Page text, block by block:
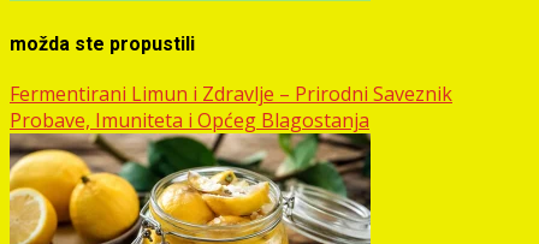
možda ste propustili
Fermentirani Limun i Zdravlje – Prirodni Saveznik
Probave, Imuniteta i Općeg Blagostanja